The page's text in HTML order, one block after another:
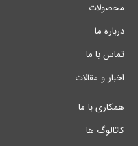
محصولات
درباره ما
تماس با ما
اخبار و مقالات
همکاری با ما
کاتالوگ ها